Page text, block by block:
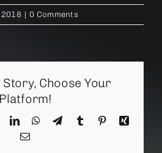
| 0 Comments
Choose Your
Platform!
LinkedInWhatsApp
TelegramTumblr PinterestXing
Email